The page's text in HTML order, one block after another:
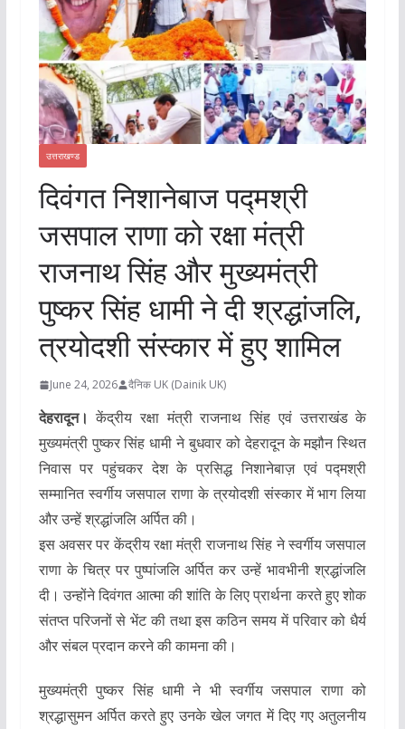
उत्तराखण्ड
दिवंगत निशानेबाज पद्मश्री
जसपाल राणा को रक्षा मंत्री
राजनाथ सिंह और मुख्यमंत्री
पुष्कर सिंह धामी ने दी श्रद्धांजलि,
त्रयोदशी संस्कार में हुए शामिल
June 24, 2026 दैनिक UK (Dainik UK)
देहरादून। केंद्रीय रक्षा मंत्री राजनाथ सिंह एवं उत्तराखंड के
मुख्यमंत्री पुष्कर सिंह धामी ने बुधवार को देहरादून के मझौन स्थित
निवास पर पहुंचकर देश के प्रसिद्ध निशानेबाज़ एवं पद्मश्री
सम्मानित स्वर्गीय जसपाल राणा के त्रयोदशी संस्कार में भाग लिया
और उन्हें श्रद्धांजलि अर्पित की।
इस अवसर पर केंद्रीय रक्षा मंत्री राजनाथ सिंह ने स्वर्गीय जसपाल
राणा के चित्र पर पुष्पांजलि अर्पित कर उन्हें भावभीनी श्रद्धांजलि
दी। उन्होंने दिवंगत आत्मा की शांति के लिए प्रार्थना करते हुए शोक
संतप्त परिजनों से भेंट की तथा इस कठिन समय में परिवार को धैर्य
और संबल प्रदान करने की कामना की।
मुख्यमंत्री पुष्कर सिंह धामी ने भी स्वर्गीय जसपाल राणा को
श्रद्धासुमन अर्पित करते हुए उनके खेल जगत में दिए गए अतुलनीय